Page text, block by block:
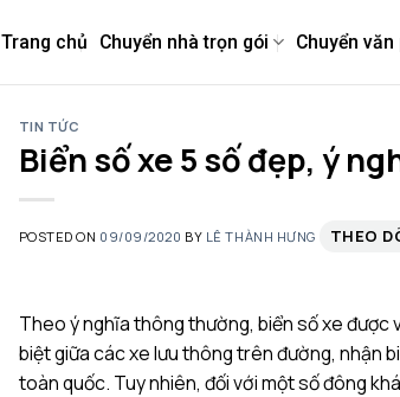
Trang chủ Chuyển nhà trọn gói Chuyển văn
TIN TỨC
Biển số xe 5 số đẹp, ý
POSTED ON 09/09/2020 BY LÊ THÀNH HƯNG THEO
Theo ý nghĩa thông thường, biển số xe được
biệt giữa các xe lưu thông trên đường, nhận
toàn quốc. Tuy nhiên, đối với một số đông